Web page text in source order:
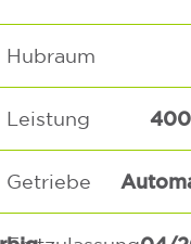
Hubraum
Leistung 400
Getriebe